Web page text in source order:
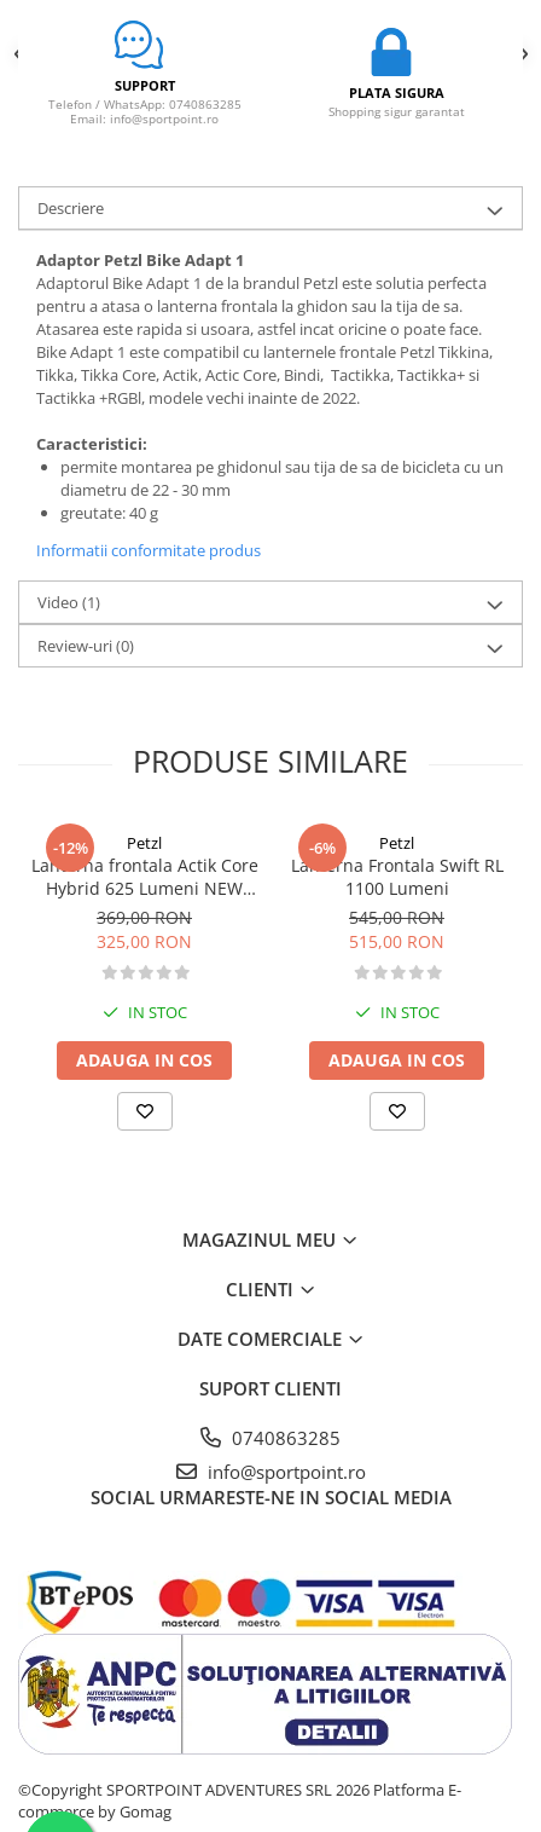
SUPPORT
Telefon / WhatsApp: 0740863285
Email: info@sportpoint.ro
PLATA SIGURA
Shopping sigur garantat
Descriere
Adaptor Petzl Bike Adapt 1
Adaptorul Bike Adapt 1 de la brandul Petzl este solutia perfecta
pentru a atasa o lanterna frontala la ghidon sau la tija de sa.
Atasarea este rapida si usoara, astfel incat oricine o poate face.
Bike Adapt 1 este compatibil cu lanternele frontale Petzl Tikkina,
Tikka, Tikka Core, Actik, Actic Core, Bindi, Tactikka, Tactikka+ si
Tactikka +RGBl, modele vechi inainte de 2022.
Caracteristici:
permite montarea pe ghidonul sau tija de sa de bicicleta cu un
diametru de 22 - 30 mm
greutate: 40 g
Informatii conformitate produs
Video (1)
Review-uri(0)
PRODUSE SIMILARE
-12% Petzl
Lanterna frontala Actik Core
Hybrid 625 Lumeni NEW
Rosu
369,00 RON
325,00 RON
IN STOC
ADAUGA IN COS
-6% Petzl
Lanterna Frontala Swift RL
1100 Lumeni
545,00 RON
515,00 RON
IN STOC
ADAUGA IN COS
MAGAZINUL MEU
CLIENTI
DATE COMERCIALE
SUPORT CLIENTI
0740863285
info@sportpoint.ro
SOCIAL URMARESTE-NE IN SOCIAL MEDIA
©Copyright SPORTPOINT ADVENTURES SRL 2026 Platforma E-
commerce by Gomag